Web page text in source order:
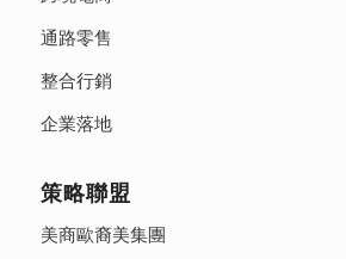
通路零售
整合行銷
企業落地
策略聯盟
美商歐裔美集團